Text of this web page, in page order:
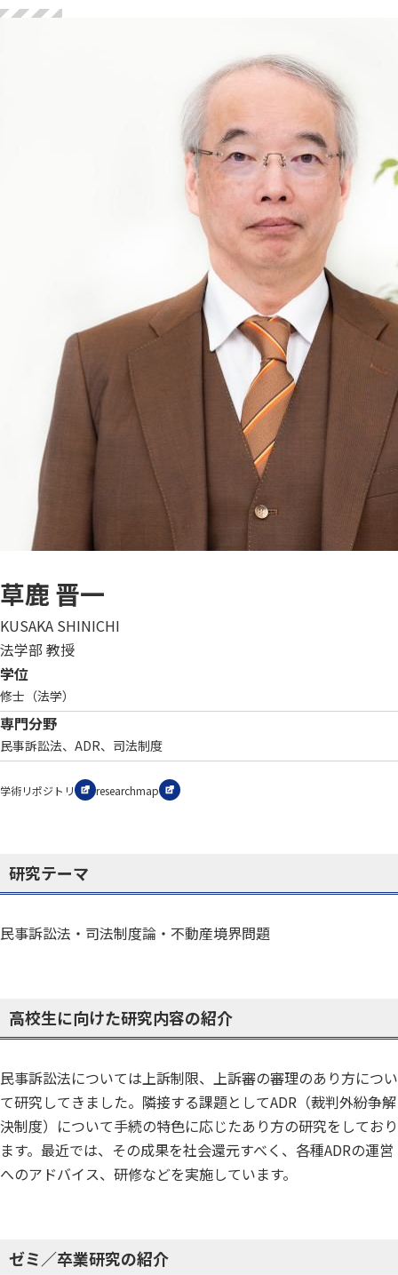
草鹿 晋一
KUSAKA SHINICHI
法学部 教授
学位
修士（法学）
専門分野
民事訴訟法、ADR、司法制度
学術リポジトリ researchmap
研究テーマ
民事訴訟法・司法制度論・不動産境界問題
高校生に向けた研究内容の紹介
民事訴訟法については上訴制限、上訴審の審理のあり方につい
て研究してきました。隣接する課題としてADR（裁判外紛争解
決制度）について手続の特色に応じたあり方の研究をしており
ます。最近では、その成果を社会還元すべく、各種ADRの運営
へのアドバイス、研修などを実施しています。
ゼミ／卒業研究の紹介